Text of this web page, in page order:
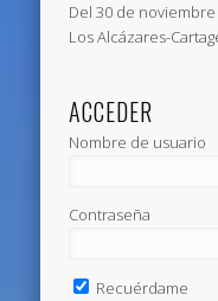
Del 30 de
Los Alcázares-
ACCEDER
Nombre de usuario
Contraseña
Recuérdame